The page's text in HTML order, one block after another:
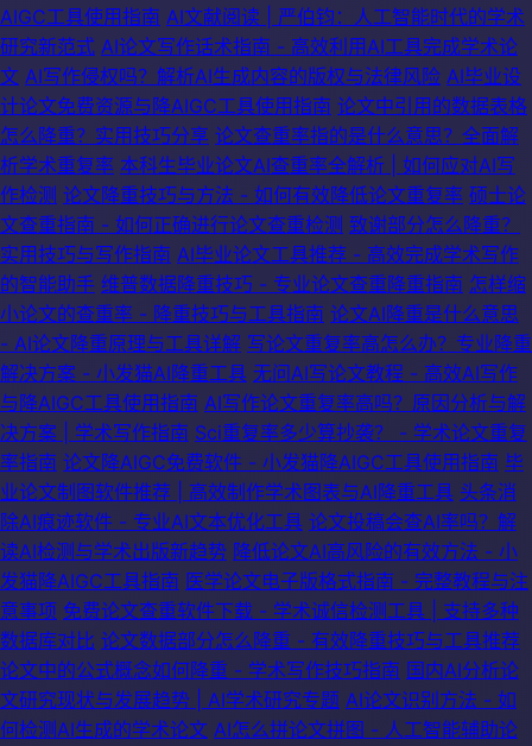
AIGC工具使用指南 AI文献阅读 | 严伯钧：人工智能时代的学术
研究新范式 AI论文写作话术指南 - 高效利用AI工具完成学术论
文 AI写作侵权吗？解析AI生成内容的版权与法律风险 AI毕业设
计论文免费资源与降AIGC工具使用指南 论文中引用的数据表格
怎么降重？实用技巧分享 论文查重率指的是什么意思？全面解
析学术重复率 本科生毕业论文AI查重率全解析 | 如何应对AI写
作检测 论文降重技巧与方法 - 如何有效降低论文重复率 硕士论
文查重指南 - 如何正确进行论文查重检测 致谢部分怎么降重？
实用技巧与写作指南 AI毕业论文工具推荐 - 高效完成学术写作
的智能助手 维普数据降重技巧 - 专业论文查重降重指南 怎样缩
小论文的查重率 - 降重技巧与工具指南 论文AI降重是什么意思
- AI论文降重原理与工具详解 写论文重复率高怎么办？专业降重
解决方案 - 小发猫AI降重工具 无问AI写论文教程 - 高效AI写作
与降AIGC工具使用指南 AI写作论文重复率高吗？原因分析与解
决方案 | 学术写作指南 Sci重复率多少算抄袭？ - 学术论文重复
率指南 论文降AIGC免费软件 - 小发猫降AIGC工具使用指南 毕
业论文制图软件推荐 | 高效制作学术图表与AI降重工具 头条消
除AI痕迹软件 - 专业AI文本优化工具 论文投稿会查AI率吗？解
读AI检测与学术出版新趋势 降低论文AI高风险的有效方法 - 小
发猫降AIGC工具指南 医学论文电子版格式指南 - 完整教程与注
意事项 免费论文查重软件下载 - 学术诚信检测工具 | 支持多种
数据库对比 论文数据部分怎么降重 - 有效降重技巧与工具推荐
论文中的公式概念如何降重 - 学术写作技巧指南 国内AI分析论
文研究现状与发展趋势 | AI学术研究专题 AI论文识别方法 - 如
何检测AI生成的学术论文 AI怎么拼论文拼图 - 人工智能辅助论